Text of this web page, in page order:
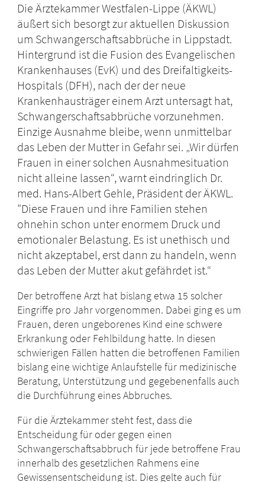
Die Ärztekammer Westfalen-Lippe (ÄKWL)
äußert sich besorgt zur aktuellen Diskussion
um Schwangerschaftsabbrüche in Lippstadt.
Hintergrund ist die Fusion des Evangelischen
Krankenhauses (EvK) und des Dreifaltigkeits-
Hospitals (DFH), nach der der neue
Krankenhausträger einem Arzt untersagt hat,
Schwangerschaftsabbrüche vorzunehmen.
Einzige Ausnahme bleibe, wenn unmittelbar
das Leben der Mutter in Gefahr sei. „Wir dürfen
Frauen in einer solchen Ausnahmesituation
nicht alleine lassen“, warnt eindringlich Dr.
med. Hans-Albert Gehle, Präsident der ÄKWL.
"Diese Frauen und ihre Familien stehen
ohnehin schon unter enormem Druck und
emotionaler Belastung. Es ist unethisch und
nicht akzeptabel, erst dann zu handeln, wenn
das Leben der Mutter akut gefährdet ist.“
Der betroffene Arzt hat bislang etwa 15 solcher
Eingriffe pro Jahr vorgenommen. Dabei ging es um
Frauen, deren ungeborenes Kind eine schwere
Erkrankung oder Fehlbildung hatte. In diesen
schwierigen Fällen hatten die betroffenen Familien
bislang eine wichtige Anlaufstelle für medizinische
Beratung, Unterstützung und gegebenenfalls auch
die Durchführung eines Abbruches.
Für die Ärztekammer steht fest, dass die
Entscheidung für oder gegen einen
Schwangerschaftsabbruch für jede betroffene Frau
innerhalb des gesetzlichen Rahmens eine
Gewissensentscheidung ist. Dies gelte auch für